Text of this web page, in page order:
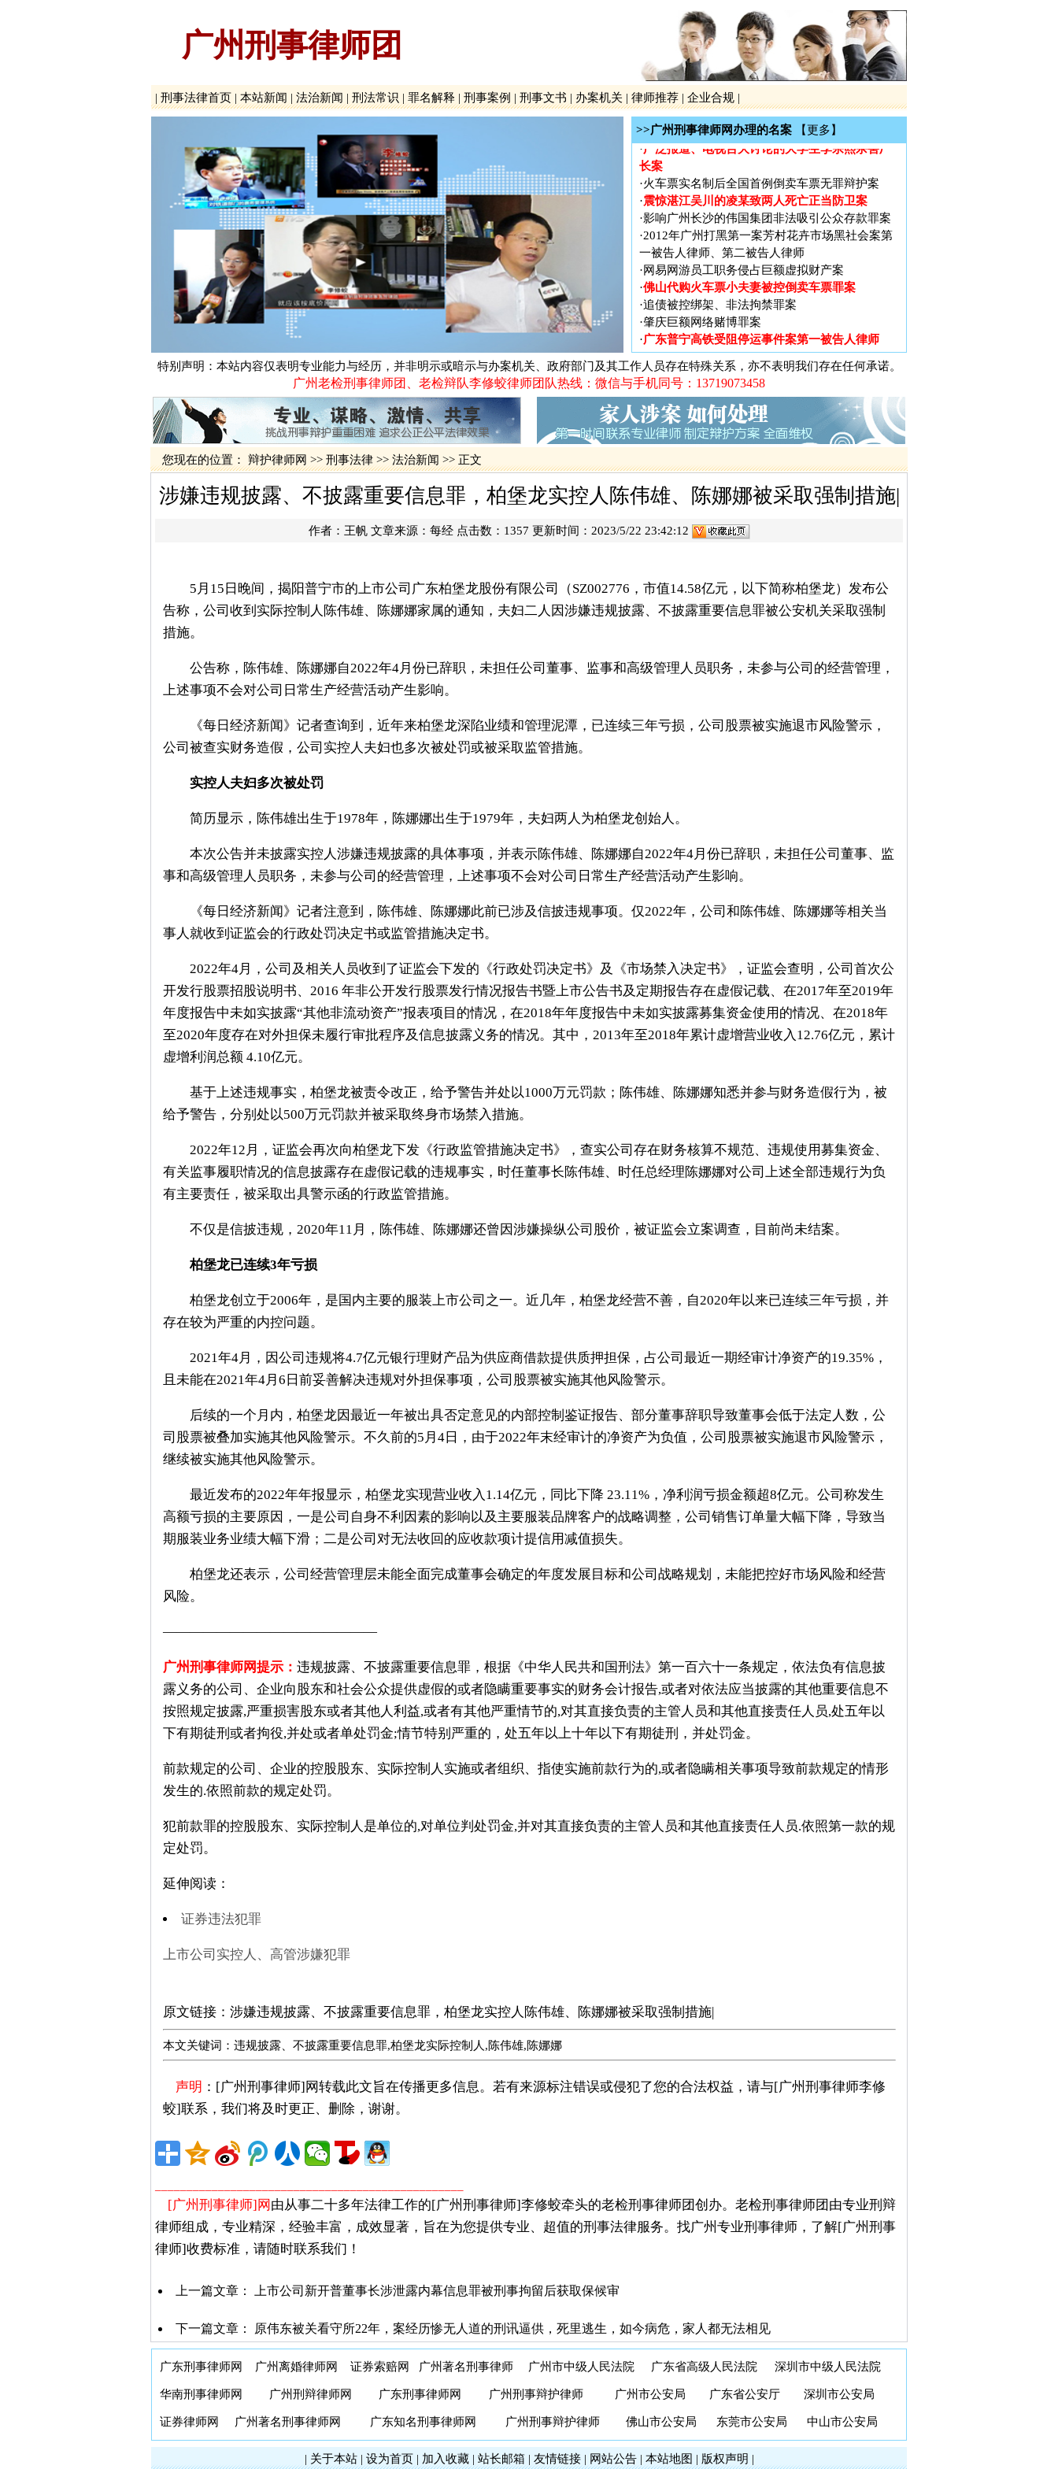
广州刑事律师团
| 刑事法律首页 | 本站新闻 | 法治新闻 | 刑法常识 | 罪名解释 | 刑事案例 | 刑事文书 | 办案机关 | 律师推荐 | 企业合规 |
>>广州刑事律师网办理的名案 【更多】
广东普宁高铁受阻停运事件案第一被告人律师
·国内首例抢票软件作者被控破坏计算机信息系统
罪案
·广州新中国大厦（十三行）特大非法集资罪案
贵州贵阳打黑第一案黎庆洪被黑社会案
广泛报道、电视台大讨论的大学生李宗熙杀害厂
长案
·火车票实名制后全国首例倒卖车票无罪辩护案
震惊湛江吴川的凌某致两人死亡正当防卫案
影响广州长沙的伟国集团非法吸引公众存款罪案
2012年广州打黑第一案芳村花卉市场黑社会案第
一被告人律师、第二被告人律师
网易网游员工职务侵占巨额虚拟财产案
佛山代购火车票小夫妻被控倒卖车票罪案
追债被控绑架、非法拘禁罪案
肇庆巨额网络赌博罪案
广东普宁高铁受阻停运事件案第一被告人律师
国内首例抢票软件作者被控破坏计算机信息系统
罪案
·广州新中国大厦（十三行）特大非法集资罪案
·贵州贵阳打黑第一案黎庆洪被黑社会案
·广泛报道、电视台大讨论的大学生李宗熙杀害厂
长案
·火车票实名制后全国首例倒卖车票无罪辩护案
·震惊湛江吴川的凌某致两人死亡正当防卫案
· 影响广州长沙的伟国集团非法吸引公众存款罪案
·2012年广州打黑第一案芳村花卉市场黑社会案第
· 网易网游员工职务侵占巨额虚拟财产案
肇庆巨额网络赌博罪案
特别声明：本站内容仅表明专业能力与经历，并非明示或暗示与办案机关、政府部门及其工作人员存在特殊关系，亦不表明我们存在任何承诺。
广州老检刑事律师团、老检辩队李修蛟律师团队热线：微信与手机同号：13719073458
您现在的位置： 辩护律师网 >> 刑事法律 >> 法治新闻 >> 正文
涉嫌违规披露、不披露重要信息罪，柏堡龙实控人陈伟雄、陈娜娜被采取强制措施|
作者： 王帆文章来源： 每经点击数： 1357 更新时间：2023/5/22 23:42:12
5月15日晚间，揭阳普宁市的上市公司广东柏堡龙股份有限公司（SZ002776，市值14.58亿元，以下简称柏堡龙）发布公
告称，公司收到实际控制人陈伟雄、陈娜娜家属的通知，夫妇二人因涉嫌违规披露、不披露重要信息罪被公安机关采取强制
措施。
公告称，陈伟雄、陈娜娜自2022年4月份已辞职，未担任公司董事、监事和高级管理人员职务，未参与公司的经营管理，
上述事项不会对公司日常生产经营活动产生影响。
《每日经济新闻》记者查询到，近年来柏堡龙深陷业绩和管理泥潭，已连续三年亏损，公司股票被实施退市风险警示，
公司被查实财务造假，公司实控人夫妇也多次被处罚或被采取监管措施。
实控人夫妇多次被处罚
简历显示，陈伟雄出生于1978年，陈娜娜出生于1979年，夫妇两人为柏堡龙创始人。
本次公告并未披露实控人涉嫌违规披露的具体事项，并表示陈伟雄、陈娜娜自2022年4月份已辞职，未担任公司董事、监
事和高级管理人员职务，未参与公司的经营管理，上述事项不会对公司日常生产经营活动产生影响。
《每日经济新闻》记者注意到，陈伟雄、陈娜娜此前已涉及信披违规事项。仅2022年，公司和陈伟雄、陈娜娜等相关当
事人就收到证监会的行政处罚决定书或监管措施决定书。
2022年4月，公司及相关人员收到了证监会下发的《行政处罚决定书》及《市场禁入决定书》，证监会查明，公司首次公
开发行股票招股说明书、2016 年非公开发行股票发行情况报告书暨上市公告书及定期报告存在虚假记载、在2017年至2019年
年度报告中未如实披露“其他非流动资产”报表项目的情况，在2018年年度报告中未如实披露募集资金使用的情况、在2018年
至2020年度存在对外担保未履行审批程序及信息披露义务的情况。其中，2013年至2018年累计虚增营业收入12.76亿元，累计
虚增利润总额 4.10亿元。
基于上述违规事实，柏堡龙被责令改正，给予警告并处以1000万元罚款；陈伟雄、陈娜娜知悉并参与财务造假行为，被
给予警告，分别处以500万元罚款并被采取终身市场禁入措施。
2022年12月，证监会再次向柏堡龙下发《行政监管措施决定书》，查实公司存在财务核算不规范、违规使用募集资金、
有关监事履职情况的信息披露存在虚假记载的违规事实，时任董事长陈伟雄、时任总经理陈娜娜对公司上述全部违规行为负
有主要责任，被采取出具警示函的行政监管措施。
不仅是信披违规，2020年11月，陈伟雄、陈娜娜还曾因涉嫌操纵公司股价，被证监会立案调查，目前尚未结案。
柏堡龙已连续3年亏损
柏堡龙创立于2006年，是国内主要的服装上市公司之一。近几年，柏堡龙经营不善，自2020年以来已连续三年亏损，并
存在较为严重的内控问题。
2021年4月，因公司违规将4.7亿元银行理财产品为供应商借款提供质押担保，占公司最近一期经审计净资产的19.35%，
且未能在2021年4月6日前妥善解决违规对外担保事项，公司股票被实施其他风险警示。
后续的一个月内，柏堡龙因最近一年被出具否定意见的内部控制鉴证报告、部分董事辞职导致董事会低于法定人数，公
司股票被叠加实施其他风险警示。不久前的5月4日，由于2022年末经审计的净资产为负值，公司股票被实施退市风险警示，
继续被实施其他风险警示。
最近发布的2022年年报显示，柏堡龙实现营业收入1.14亿元，同比下降 23.11%，净利润亏损金额超8亿元。公司称发生
高额亏损的主要原因，一是公司自身不利因素的影响以及主要服装品牌客户的战略调整，公司销售订单量大幅下降，导致当
期服装业务业绩大幅下滑；二是公司对无法收回的应收款项计提信用减值损失。
柏堡龙还表示，公司经营管理层未能全面完成董事会确定的年度发展目标和公司战略规划，未能把控好市场风险和经营
风险。
————————————————
广州刑事律师网提示： 违规披露、不披露重要信息罪，根据《中华人民共和国刑法》第一百六十一条规定，依法负有信息披
露义务的公司、企业向股东和社会公众提供虚假的或者隐瞒重要事实的财务会计报告,或者对依法应当披露的其他重要信息不
按照规定披露,严重损害股东或者其他人利益,或者有其他严重情节的,对其直接负责的主管人员和其他直接责任人员,处五年以
下有期徒刑或者拘役,并处或者单处罚金;情节特别严重的，处五年以上十年以下有期徒刑，并处罚金。
前款规定的公司、企业的控股股东、实际控制人实施或者组织、指使实施前款行为的,或者隐瞒相关事项导致前款规定的情形
发生的.依照前款的规定处罚。
犯前款罪的控股股东、实际控制人是单位的,对单位判处罚金,并对其直接负责的主管人员和其他直接责任人员.依照第一款的规
定处罚。
延伸阅读：
证券违法犯罪
上市公司实控人、高管涉嫌犯罪
原文链接： 涉嫌违规披露、不披露重要信息罪，柏堡龙实控人陈伟雄、陈娜娜被采取强制措施|
本文关键词：违规披露、不披露重要信息罪,柏堡龙实际控制人,陈伟雄,陈娜娜
声明 ：[广州刑事律师]网转载此文旨在传播更多信息。若有来源标注错误或侵犯了您的合法权益，请与[广州刑事律师李修
蛟]联系，我们将及时更正、删除，谢谢。
[广州刑事律师]网 由从事二十多年法律工作的[广州刑事律师]李修蛟牵头的老检刑事律师团创办。老检刑事律师团由专业刑辩
律师组成，专业精深，经验丰富，成效显著，旨在为您提供专业、超值的刑事法律服务。找广州专业刑事律师，了解[广州刑事
律师]收费标准，请随时联系我们！
上一篇文章： 上市公司新开普董事长涉泄露内幕信息罪被刑事拘留后获取保候审
下一篇文章： 原伟东被关看守所22年，案经历惨无人道的刑讯逼供，死里逃生，如今病危，家人都无法相见
广东刑事律师网 广州离婚律师网 证券索赔网 广州著名刑事律师 广州市中级人民法院 广东省高级人民法院 深圳市中级人民法院
华南刑事律师网 广州刑辩律师网 广东刑事律师网 广州刑事辩护律师 广州市公安局 广东省公安厅 深圳市公安局
证券律师网 广州著名刑事律师网 广东知名刑事律师网 广州刑事辩护律师 佛山市公安局 东莞市公安局 中山市公安局
| 关于本站| 设为首页| 加入收藏| 站长邮箱 | 友情链接| 网站公告| 本站地图 | 版权声明 |